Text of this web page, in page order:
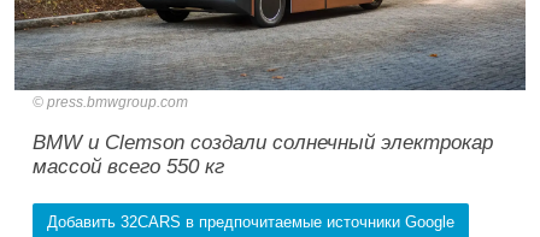
press.bmwgroup.com
BMW и Clemson создали солнечный электрокар
массой всего 550 кг
Добавить 32CARS в предпочитаемые источники Google